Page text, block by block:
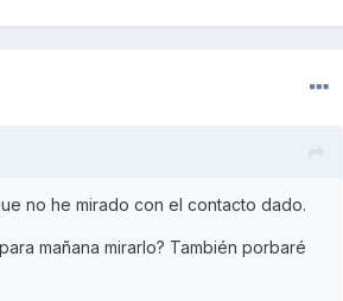
no he mirado con el contacto dado.
mañana mirarlo? También porbaré